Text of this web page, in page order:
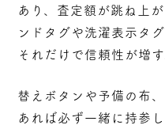
あり、査定額が跳ね上
ンドタグや洗濯表示タ
それだけで信頼性が増す
替えボタンや予備の布
あれば必ず一緒に持参